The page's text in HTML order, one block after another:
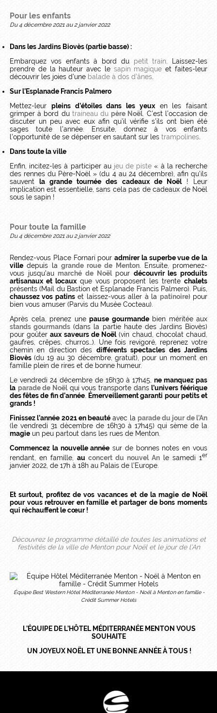
Pour les enfants
Du 4 décembre 2021 au 2 janvier 2022
Dans les Jardins Biovès (partie basse) :
Embarquez vos enfants à bord du petit train. Laissez-les
prendre de la hauteur avec le sapin magique et faites-leur
découvrir les joies d’une balade à dos d’ânes.
Sur l’Esplanade Francis Palmero
Mettez-leur pleins d’étoiles dans les yeuxen les faisant
grimper à bord du traineau du père Noël. C’est l’occasion de
discuter un peu avec eux afin qu’il vérifie s’ils ont bien été
sages toute l’année. Ensuite, donnez à vos enfants
l’opportunité de se dépenser en sautant sur les trampolines.
Dans toute la ville
Enfin, incitez-les à participer au jeu de piste « à la recherche
des rennes du Père-Noël » (du 4 au 24 décembre), afin qu’ils
sauventla grande tournée des cadeaux de Noël! Leur
implication est essentielle, sans cela pas de cadeaux de Noël
sous le sapin !
Pour toute la famille
Du 4 décembre 2021 au 2 janvier 2022
Rendez-vous Place Fornari pouradmirer la superbe vue de la
ville depuis la grande roue de Menton. Ensuite, promenez-
vous jusqu’aumarché de Noëlpour découvrir les produits
artisanaux et locauxque vous proposent les trente chalets
présents (Mail du Bastion et Esplanade Francis Palmero). Puis,
chaussez vos patinset laissez-vous aller à la patinoire) pour
bien vous amuser (Parvis du Musée Cocteau).
Après cela, prenez une pause gourmandebien méritée aux
stands gourmands (dans la partie haute des Jardins Biovès)
pour goûteraux saveurs de Noël(vin chaud, chocolat chaud,
gaufres, crêpes, churros…). Une fois revigoré, reprenez votre
chemin en direction des différents spectacles des Jardins
Biovès (du 19 au 30 décembre, gratuit), pour un moment en
famille plein de rires et de bonne humeur.
Le vendredi 24 décembre de 16h30 à 17h45,ne manquez pas
la parade de Noëlqui vous transporte dansl’univers féérique
des fêtes de fin d’année. Émerveillement garanti pour petits et
grands !
Finissez l’année 2021 en beauté avec la parade du jour de l’An
(le vendredi 31 décembre de 16h30 à 17h45) qui sème de la
magie un peu partout dans les rues de Menton.
Commencez la nouvelle année sur de bonnes notes en vous
rendant, en famille, au concert du nouvel An le samedi 1er
janvier 2022, de 17h à 18h au Palais de l’Europe.
Et surtout, profitez de vos vacances et de la magie de Noël
pour vous retrouver en famille et partager de bons moments
qui réchauffent le cœur!
Découvrez le programme détaillé de toutes les animations et
festivitésde la ville de Menton pour Noël et le jour de l’An
Équipe Best Western Hôtel Méditerranée Menton - Noël à Menton en famille -
Crédit Summer Hotels
L’ÉQUIPE DE L’HÔTEL M ÉDITERRANÉE MENTON VOUS
SOUHAITE
UN JOYEUX NOËL ET UNE BONNE ANN ÉE À TOUS !